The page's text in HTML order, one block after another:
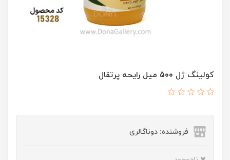
کولينگ ژل 500 ميل رايحه پرتقال
فروشنده: دوناگالری